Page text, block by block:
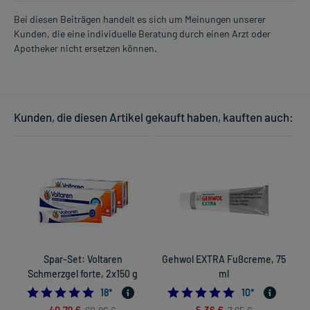
Für die Information an dieser Stelle werden vor allem
Nebenwirkungen berücksichtigt, die bei mindestens einem von
Phospholipide aus Sojabohnen, entölt
HilfsstoffCetylstearylalkohol, emulgierender (Typ A)
HilfsstoffGlycerolmonooleat
HilfsstoffGlycerol 85%
HilfsstoffCetylalkohol
25 mg
HilfsstoffStearinsäure
Hilfsstoff Benzylalkohol 10 mg
Bei diesen Beiträgen handelt es sich um Meinungen unserer
Kunden, die eine individuelle Beratung durch einen Arzt oder
Apotheker nicht ersetzen können.
Kunden, die diesen Artikel gekauft haben, kauften auch:
Spar-Set: Voltaren
Schmerzgel forte, 2x150 g
5.0
18*
Gehwol EXTRA Fußcreme, 75
ml
5.0
10*